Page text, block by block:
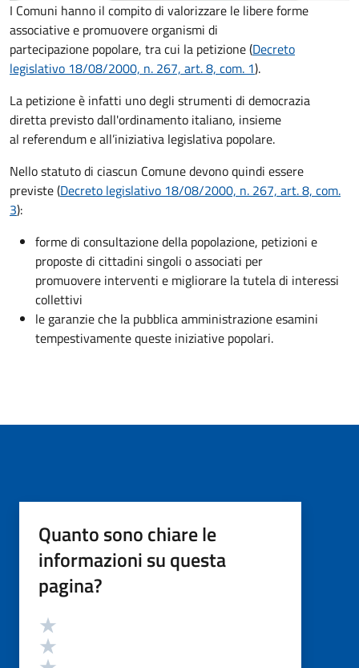
I Comuni hanno il compito di valorizzare le libere forme
associative e promuovere organismi di
partecipazione popolare, tra cui la petizione (Decreto
legislativo 18/08/2000, n. 267, art. 8, com. 1).
La petizione è infatti uno degli strumenti di democrazia
diretta previsto dall'ordinamento italiano, insieme
al referendum e all’iniziativa legislativa popolare.
Nello statuto di ciascun Comune devono quindi essere
previste (Decreto legislativo 18/08/2000, n. 267, art. 8, com.
3):
forme di consultazione della popolazione, petizioni e
proposte di cittadini singoli o associati per
promuovere interventi e migliorare la tutela di interessi
collettivi
le garanzie che la pubblica amministrazione esamini
tempestivamente queste iniziative popolari.
Quanto sono chiare le
informazioni su questa
pagina?
Valutazione